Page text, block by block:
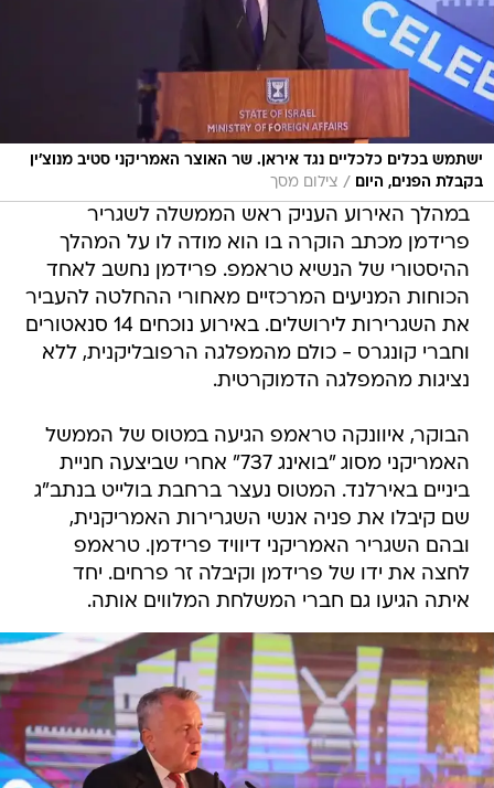
ישתמש בכלים כלכליים נגד איראן. שר האוצר האמריקני סטיב מנוצ'ין
בקבלת הפנים, היום
/ צילום מסך
במהלך האירוע העניק ראש הממשלה לשגריר
פרידמן מכתב הוקרה בו הוא מודה לו על המהלך
ההיסטורי של הנשיא טראמפ. פרידמן נחשב לאחד
הכוחות המניעים המרכזיים מאחורי ההחלטה להעביר
את השגרירות לירושלים. באירוע נוכחים 14 סנאטורים
וחברי קונגרס - כולם מהמפלגה הרפובליקנית, ללא
נציגות מהמפלגה הדמוקרטית.
הבוקר, איוונקה טראמפ הגיעה במטוס של הממשל
האמריקני מסוג "בואינג 737" אחרי שביצעה חניית
ביניים באירלנד. המטוס נעצר ברחבת בולייט בנתב"ג
שם קיבלו את פניה אנשי השגרירות האמריקנית,
ובהם השגריר האמריקני דיוויד פרידמן. טראמפ
לחצה את ידו של פרידמן וקיבלה זר פרחים. יחד
איתה הגיעו גם חברי המשלחת המלווים אותה.